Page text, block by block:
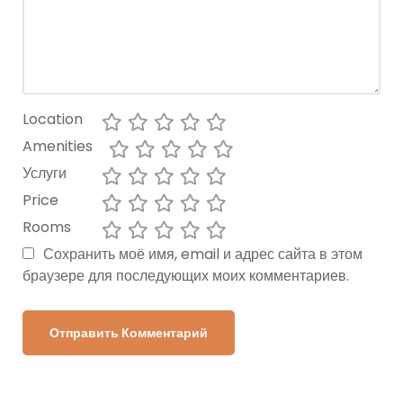
Location
Amenities
Услуги
Price
Rooms
Сохранить моё имя, email и адрес сайта в этом
браузере для последующих моих комментариев.